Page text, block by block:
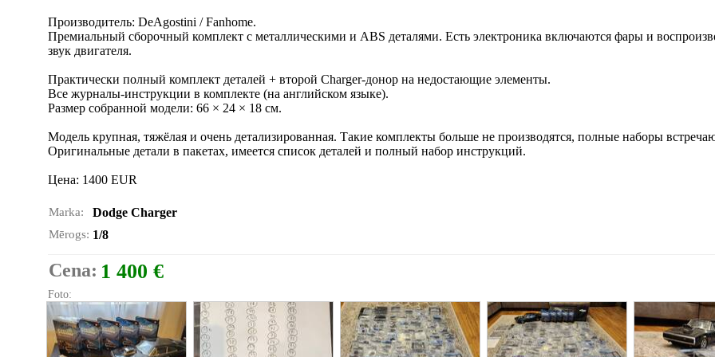
Производитель: DeAgostini / Fanhome.
Премиальный сборочный комплект с металлическими и ABS деталями. Есть электроника включаются фары и
звук двигателя.
Практически полный комплект деталей + второй Charger-донор на недостающие элементы.
Все журналы-инструкции в комплекте (на английском языке).
Размер собранной модели: 66 × 24 × 18 см.
Модель крупная, тяжёлая и очень детализированная. Такие комплекты больше не производятся, полные наборы
Оригинальные детали в пакетах, имеется список деталей и полный набор инструкций.
Цена: 1400 EUR
Marka: Dodge Charger
Mērogs: 1/8
Cena: 1 400 €
Foto: